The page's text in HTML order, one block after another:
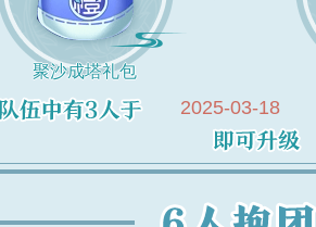
2025-03-18
聚沙成塔礼包